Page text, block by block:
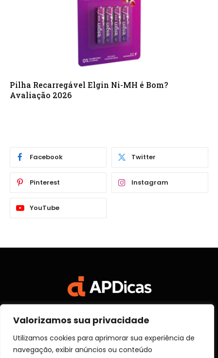
Valorizamos sua privacidade
Utilizamos cookies para aprimorar sua experiência de
navegação, exibir anúncios ou conteúdo
Pilha Recarregável Elgin Ni-MH é Bom?
Avaliação 2026
Facebook Twitter
Pinterest Instagram
YouTube
(Twitter)
SOBRE NÓS